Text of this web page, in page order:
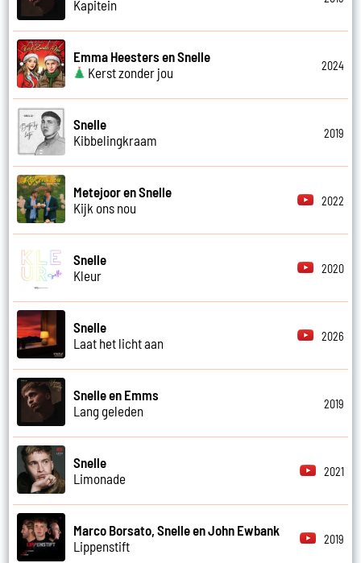
Kapitein
Emma Heesters en Snelle
Kerst zonder jou
2024
Snelle
Kibbelingkraam
2019
Metejoor en Snelle
Kijk ons nou
2022
Snelle
Kleur
2020
Snelle
Laat het licht aan
2026
Snelle en Emms
Lang geleden
2019
Snelle
Limonade
2021
Marco Borsato, Snelle en John Ewbank
Lippenstift
2019